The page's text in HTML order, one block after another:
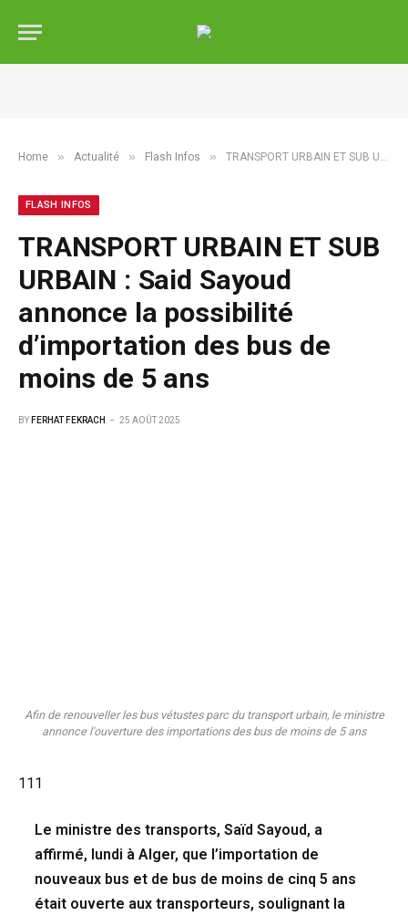
Home » Actualité » Flash Infos » TRANSPORT URBAIN ET SUB URBAIN : Said Sayoud annonce la possibilité d’importation des bus de moins de 5 ans
FLASH INFOS
TRANSPORT URBAIN ET SUB
URBAIN : Said Sayoud
annonce la possibilité
d’importation des bus de
moins de 5 ans
BY FERHAT FEKRACH 25 AOÛT 2025
Afin de renouveller les bus vétustes parc du transport urbain, le ministre
annonce l'ouverture des importations des bus de moins de 5 ans
111
Le ministre des transports, Saïd Sayoud, a
affirmé, lundi à Alger, que l’importation de
nouveaux bus et de bus de moins de cinq 5 ans
était ouverte aux transporteurs, soulignant la